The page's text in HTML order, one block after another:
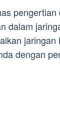
dalam
jaringan
dengan